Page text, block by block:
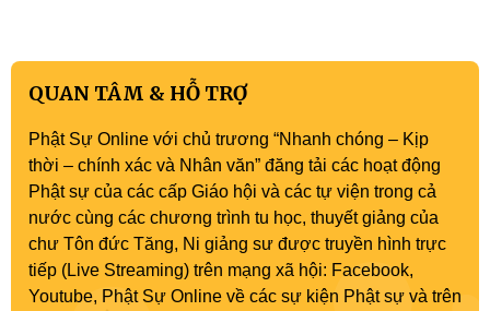
QUAN TÂM & HỖ TRỢ
Phật Sự Online với chủ trương “Nhanh chóng – Kịp
thời – chính xác và Nhân văn” đăng tải các hoạt động
Phật sự của các cấp Giáo hội và các tự viện trong cả
nước cùng các chương trình tu học, thuyết giảng của
chư Tôn đức Tăng, Ni giảng sư được truyền hình trực
tiếp (Live Streaming) trên mạng xã hội: Facebook,
Youtube, Phật Sự Online về các sự kiện Phật sự và trên